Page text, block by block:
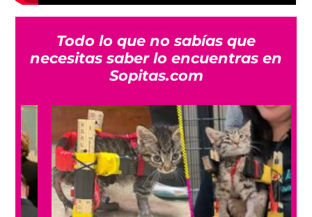
Todo lo que no sabías que
necesitas saber lo encuentras en
Sopitas.com